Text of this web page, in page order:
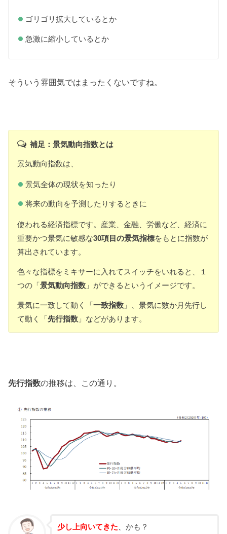
ゴリゴリ拡大しているとか
急激に縮小しているとか
そういう雰囲気ではまったくないですね。
補足：景気動向指数とは
景気動向指数は、
景気全体の現状を知ったり
将来の動向を予測したりするときに
使われる経済指標です。産業、金融、労働など、経済に
重要かつ景気に敏感な30項目の景気指標をもとに指数が
算出されています。
色々な指標をミキサーに入れてスイッチをいれると、１
つの「景気動向指数 」ができるというイメージです。
景気に一致して動く「一致指数 」、景気に数か月先行し
て動く「先行指数 」などがあります。
先行指数の推移は、この通り。
少し上向いてきた かも？